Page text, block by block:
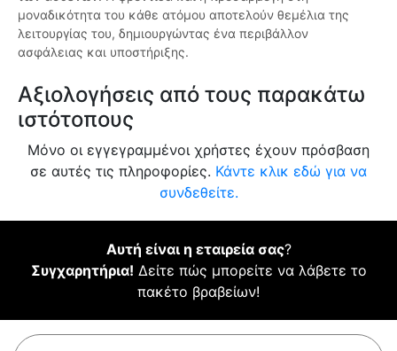
μοναδικότητα του κάθε ατόμου αποτελούν θεμέλια της
λειτουργίας του, δημιουργώντας ένα περιβάλλον
ασφάλειας και υποστήριξης.
Αξιολογήσεις από τους παρακάτω
ιστότοπους
Μόνο οι εγγεγραμμένοι χρήστες έχουν πρόσβαση
σε αυτές τις πληροφορίες. Κάντε κλικ εδώ για να
συνδεθείτε.
Αυτή είναι η εταιρεία σας?
Συγχαρητήρια! Δείτε πώς μπορείτε να λάβετε το
πακέτο βραβείων!